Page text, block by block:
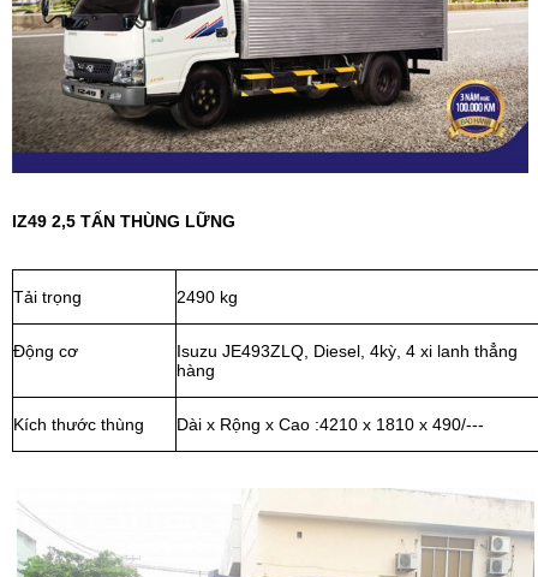
IZ49 2,5 TẤN THÙNG LỮNG
Tải trọng 2490 kg
Động cơ
Isuzu JE493ZLQ, Diesel, 4kỳ, 4 xi lanh thẳng
hàng
Kích thước thùng Dài x Rộng x Cao :4210 x 1810 x 490/---